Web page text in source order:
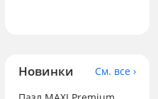
Новинки
См. все ›